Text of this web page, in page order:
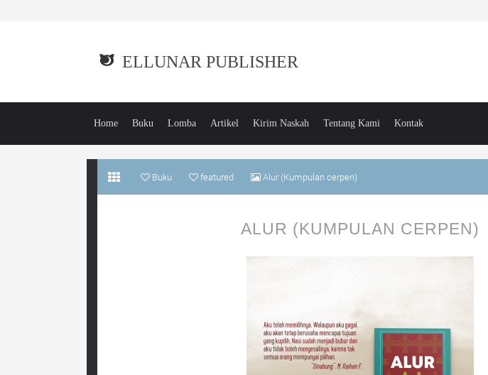
ELLUNAR PUBLISHER
Home Buku Lomba Artikel Kirim Naskah Tentang Kami Kontak
Buku featured Alur (Kumpulan cerpen)
ALUR (KUMPULAN CERPEN)